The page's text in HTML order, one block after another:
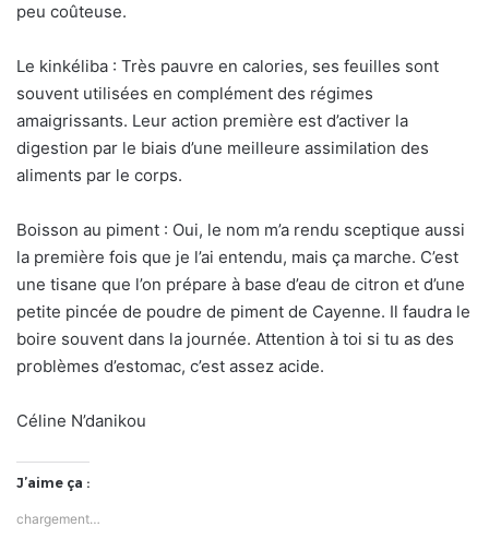
peu coûteuse.
Le kinkéliba : Très pauvre en calories, ses feuilles sont
souvent utilisées en complément des régimes
amaigrissants. Leur action première est d’activer la
digestion par le biais d’une meilleure assimilation des
aliments par le corps.
Boisson au piment : Oui, le nom m’a rendu sceptique aussi
la première fois que je l’ai entendu, mais ça marche. C’est
une tisane que l’on prépare à base d’eau de citron et d’une
petite pincée de poudre de piment de Cayenne. Il faudra le
boire souvent dans la journée. Attention à toi si tu as des
problèmes d’estomac, c’est assez acide.
Céline N’danikou
J’aime ça :
chargement…